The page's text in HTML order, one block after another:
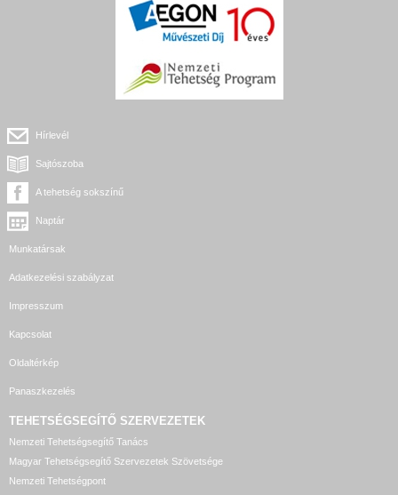
Hírlevél
Sajtószoba
A tehetség sokszínű
Naptár
Munkatársak
Adatkezelési szabályzat
Impresszum
Kapcsolat
Oldaltérkép
Panaszkezelés
TEHETSÉGSEGÍTŐ SZERVEZETEK
Nemzeti Tehetségsegítő Tanács
Magyar Tehetségsegítő Szervezetek Szövetsége
Nemzeti Tehetségpont